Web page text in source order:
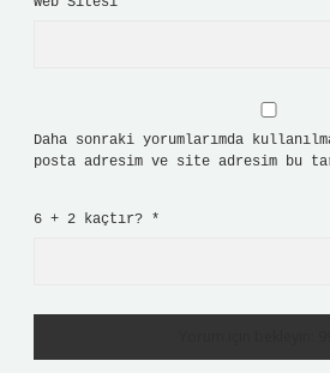
Daha sonraki yorumlarımda
posta adresim ve site adresim bu
6 + 2 kaçtır? *